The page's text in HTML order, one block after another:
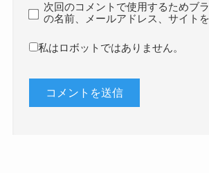
次回のコメントで使用するためブ
の名前、メールアドレス、サイトを
私はロボットではありません。